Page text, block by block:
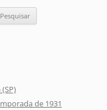
de 1931